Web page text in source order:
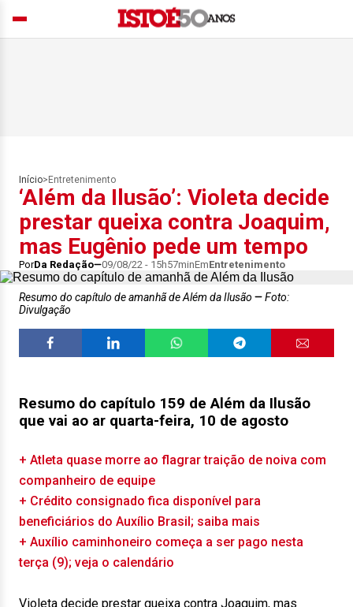
Início> Entretenimento
‘Além da Ilusão’: Violeta decide
prestar queixa contra Joaquim,
mas Eugênio pede um tempo
PorDa Redação 09/08/22 - 15h57minEmEntretenimento
Resumo do capítulo de amanhã de Além da Ilusão
Foto:
Divulgação
Resumo do capítulo 159 de Além da Ilusão
que vai ao ar quarta-feira, 10 de agosto
+ Atleta quase morre ao flagrar traição de noiva com
companheiro de equipe
+ Crédito consignado fica disponível para
beneficiários do Auxílio Brasil; saiba mais
+ Auxílio caminhoneiro começa a ser pago nesta
terça (9); veja o calendário
Violeta decide prestar queixa contra Joaquim, mas